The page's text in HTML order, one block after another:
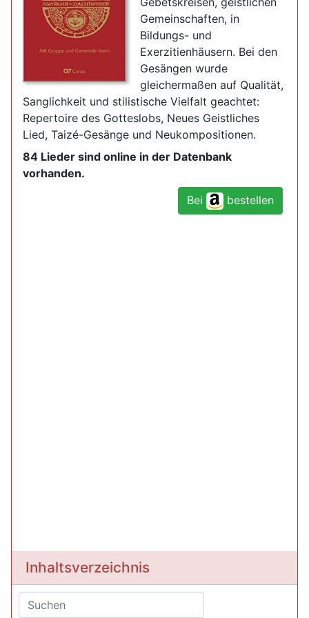
Gemeinschaften, in
Bildungs- und
Exerzitienhäusern. Bei den
Gesängen wurde
gleichermaßen auf Qualität,
Sanglichkeit und stilistische Vielfalt geachtet:
Repertoire des Gotteslobs, Neues Geistliches
Lied, Taizé-Gesänge und Neukompositionen.
84 Lieder sind online in der Datenbank
vorhanden.
Bei
bestellen
Inhaltsverzeichnis